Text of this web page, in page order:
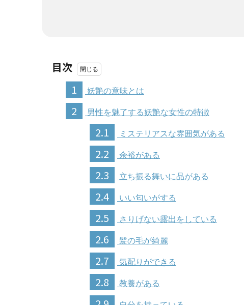
目次
1
妖艶の意味とは
2 男性を魅了する妖艶な女性の特徴
2.1 ミステリアスな雰囲気がある
2.2 余裕がある
2.3 立ち振る舞いに品がある
2.4 いい匂いがする
2.5 さりげない露出をしている
2.6 髪の毛が綺麗
2.7 気配りができる
2.8 教養がある